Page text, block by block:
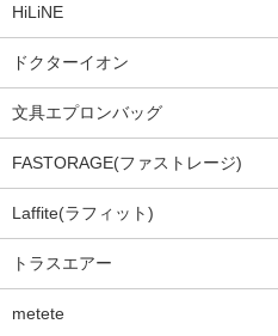
HiLiNE
ドクターイオン
文具エプロンバッグ
FASTORAGE(ファストレージ)
Laffite(ラフィット)
トラスエアー
metete